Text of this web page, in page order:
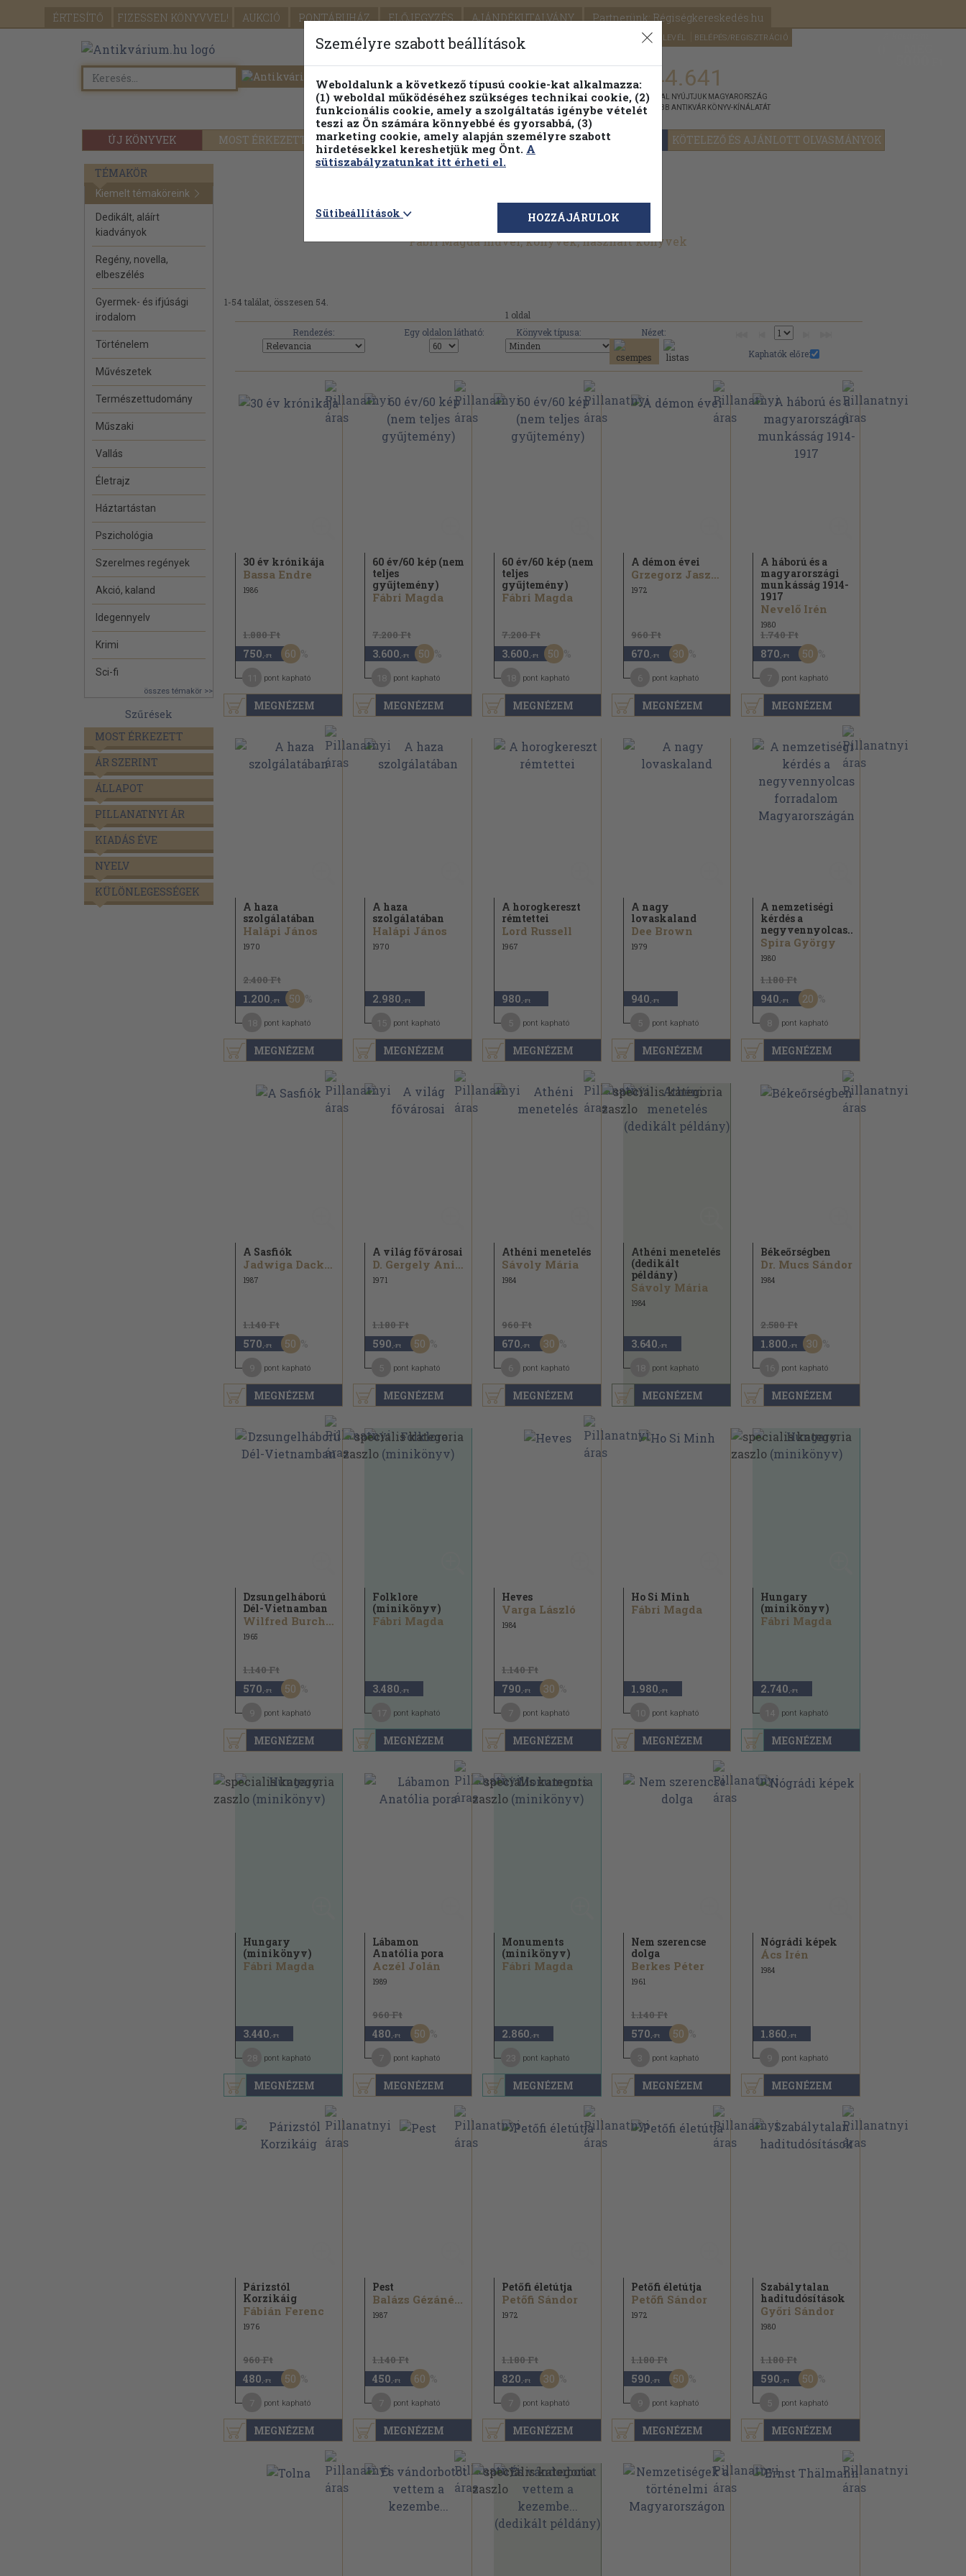
ÉRTESÍTŐ FIZESSEN KÖNYVVEL! AUKCIÓ PONTÁRUHÁZ ELŐJEGYZÉS AJÁNDÉKUTALVÁNY Partnerünk: Régiségkereskedés.hu
SEGÍTSÉG HÍRLEVÉL BELÉPÉS/REGISZTRÁCIÓ
ÚJ KÖNYVEK MOST ÉRKEZETT PILLANATNYI ÁRAINK FENNTARTHATÓ OLVASMÁNYOK KÖTELEZŐ ÉS AJÁNLOTT OLVASMÁNYOK
Részletes kereső Témaköri fa 1.144.641
KIADVÁNNYAL NYÚJTJUK MAGYARORSZÁG
LEGNAGYOBB ANTIKVÁR KÖNYV-KÍNÁLATÁT
TÉMAKÖR
Kiemelt témaköreink
Dedikált, aláírt
kiadványok
Regény, novella,
elbeszélés
Gyermek- és ifjúsági
irodalom
Történelem
Művészetek
Természettudomány
Műszaki
Vallás
Életrajz
Háztartástan
Pszichológia
Szerelmes regények
Akció, kaland
Idegennyelv
Krimi
Sci-fi
összes témakör >>
Szűrések
MOST ÉRKEZETT
ÁR SZERINT
ÁLLAPOT
PILLANATNYI ÁR
KIADÁS ÉVE
NYELV
KÜLÖNLEGESSÉGEK
Fábri Magda művei, könyvek, használt könyvek
1-54 találat, összesen 54.
1 oldal
Rendezés:
Egy oldalon látható: Könyvek típusa:
Nézet:
Kaphatók előre:
MEGNÉZEM
30 év krónikája
Bassa Endre
1986
1.880 Ft
750 ,-Ft 60
pont kapható
MEGNÉZEM
60 év/60 kép (nem
teljes
gyűjtemény)
Fábri Magda
7.200 Ft
3.600 ,-Ft 50
pont kapható
MEGNÉZEM
60 év/60 kép (nem
teljes
gyűjtemény)
Fábri Magda
7.200 Ft
3.600 ,-Ft 50
pont kapható
MEGNÉZEM
A démon évei
Grzegorz Jaszunski
1972
960 Ft
670 ,-Ft 30
pont kapható
MEGNÉZEM
A háború és a
magyarországi
munkásság 1914-
1917
Nevelő Irén
1980
1.740 Ft
870 ,-Ft 50
pont kapható
MEGNÉZEM
A haza
szolgálatában
Halápi János
1970
2.400 Ft
1.200 ,-Ft 50
pont kapható
MEGNÉZEM
A haza
szolgálatában
Halápi János
1970
2.980 ,-Ft
pont kapható
MEGNÉZEM
A horogkereszt
rémtettei
Lord Russell
1967
980 ,-Ft
pont kapható
MEGNÉZEM
A nagy
lovaskaland
Dee Brown
1979
940 ,-Ft
pont kapható
MEGNÉZEM
A nemzetiségi
kérdés a
negyvennyolcas...
Spira György
1980
1.180 Ft
940 ,-Ft 20
pont kapható
MEGNÉZEM
A Sasfiók
Jadwiga Dackiewicz
1987
1.140 Ft
570 ,-Ft 50
pont kapható
MEGNÉZEM
A világ fővárosai
D. Gergely Anikó
1971
1.180 Ft
590 ,-Ft 50
pont kapható
MEGNÉZEM
Athéni menetelés
Sávoly Mária
1984
960 Ft
670 ,-Ft 30
pont kapható
MEGNÉZEM
Athéni menetelés
(dedikált
példány)
Sávoly Mária
1984
3.640 ,-Ft
pont kapható
MEGNÉZEM
Békeőrségben
Dr. Mucs Sándor
1984
2.580 Ft
1.800 ,-Ft 30
pont kapható
MEGNÉZEM
Dzsungelháború
Dél-Vietnamban
Wilfred Burchett
1965
1.140 Ft
570 ,-Ft 50
pont kapható
MEGNÉZEM
Folklore
(minikönyv)
Fábri Magda
3.480 ,-Ft
pont kapható
MEGNÉZEM
Heves
Varga László
1984
1.140 Ft
790 ,-Ft 30
pont kapható
MEGNÉZEM
Ho Si Minh
Fábri Magda
1.980 ,-Ft
pont kapható
MEGNÉZEM
Hungary
(minikönyv)
Fábri Magda
2.740 ,-Ft
pont kapható
MEGNÉZEM
Hungary
(minikönyv)
Fábri Magda
3.440 ,-Ft
pont kapható
MEGNÉZEM
Lábamon
Anatólia pora
Aczél Jolán
1989
960 Ft
480 ,-Ft 50
pont kapható
MEGNÉZEM
Monuments
(minikönyv)
Fábri Magda
2.860 ,-Ft
pont kapható
MEGNÉZEM
Nem szerencse
dolga
Berkes Péter
1961
1.140 Ft
570 ,-Ft 50
pont kapható
MEGNÉZEM
Nógrádi képek
Ács Irén
1984
1.860 ,-Ft
pont kapható
MEGNÉZEM
Párizstól
Korzikáig
Fábián Ferenc
1976
960 Ft
480 ,-Ft 50
pont kapható
MEGNÉZEM
Pest
Balázs Gézáné...
1987
1.140 Ft
450 ,-Ft 60
pont kapható
MEGNÉZEM
Petőfi életútja
Petőfi Sándor
1972
1.180 Ft
820 ,-Ft 30
pont kapható
MEGNÉZEM
Petőfi életútja
Petőfi Sándor
1972
1.180 Ft
590 ,-Ft 50
pont kapható
MEGNÉZEM
Szabálytalan
haditudósítások
Győri Sándor
1980
1.180 Ft
590 ,-Ft 50
pont kapható
Személyre szabott beállítások
Weboldalunk a következő típusú cookie-kat alkalmazza:
(1) weboldal működéséhez szükséges technikai cookie, (2)
funkcionális cookie, amely a szolgáltatás igénybe vételét
teszi az Ön számára könnyebbé és gyorsabbá, (3)
marketing cookie, amely alapján személyre szabott
hirdetésekkel kereshetjük meg Önt. A
sütiszabályzatunkat itt érheti el.
Sütibeállítások HOZZÁJÁRULOK